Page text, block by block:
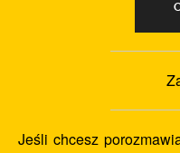
Jeśli chcesz